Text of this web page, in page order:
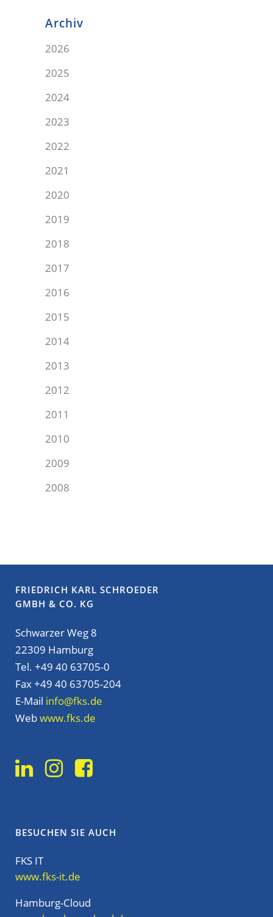
Archiv
2026
2025
2024
2023
2022
2021
2020
2019
2018
2017
2016
2015
2014
2013
2012
2011
2010
2009
2008
FRIEDRICH KARL SCHROEDER
GMBH & CO. KG
Schwarzer Weg 8
22309 Hamburg
Tel. +49 40 63705-0
Fax +49 40 63705-204
E-Mail info@fks.de
Webwww.fks.de
BESUCHEN SIE AUCH
FKS IT
www.fks-it.de
Hamburg-Cloud